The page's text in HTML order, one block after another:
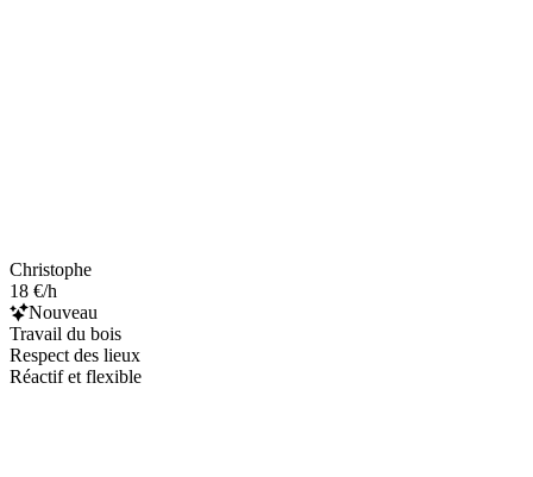
Christophe
18 €/h
Nouveau
Travail du bois
Respect des lieux
Réactif et flexible